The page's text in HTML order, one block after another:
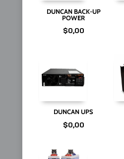
DUNCAN BACK-UP
POWER
$0,00
DUNCAN UPS
$0,00